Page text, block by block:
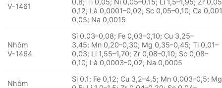
V-1461
0,8; Ti 0,05; Ni 0,05–0,15; Li 1,5–1,95; Zr
0,12; Là 0,0001–0,02; Sc 0,05–0,10; Ca
0,05; Na 0,0015
Nhôm
V-1464
Si 0,03–0,08; Fe 0,03–0,10; Cu 3,25–
3,45; Mn 0,20–0,30; Mg 0,35–0,45; Ti 0,01–
0,03; Li 1,55–1,70; Zr 0,08–0,10; Sc 0,08–
0,10; Là 0,0003–0,02; Na 0,0005
Nhôm
Si 0,1; Fe 0,12; Cu 3,2–4,5; Mn 0,003–0,5;